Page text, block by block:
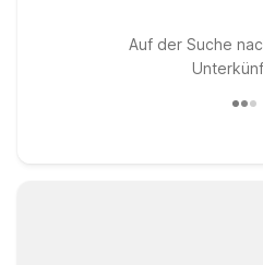
Auf der Suche